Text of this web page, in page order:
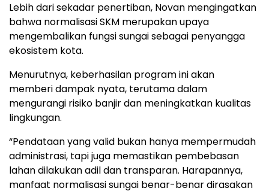
Lebih dari sekadar penertiban, Novan mengingatkan
bahwa normalisasi SKM merupakan upaya
mengembalikan fungsi sungai sebagai penyangga
ekosistem kota.
Menurutnya, keberhasilan program ini akan
memberi dampak nyata, terutama dalam
mengurangi risiko banjir dan meningkatkan kualitas
lingkungan.
“Pendataan yang valid bukan hanya mempermudah
administrasi, tapi juga memastikan pembebasan
lahan dilakukan adil dan transparan. Harapannya,
manfaat normalisasi sungai benar-benar dirasakan